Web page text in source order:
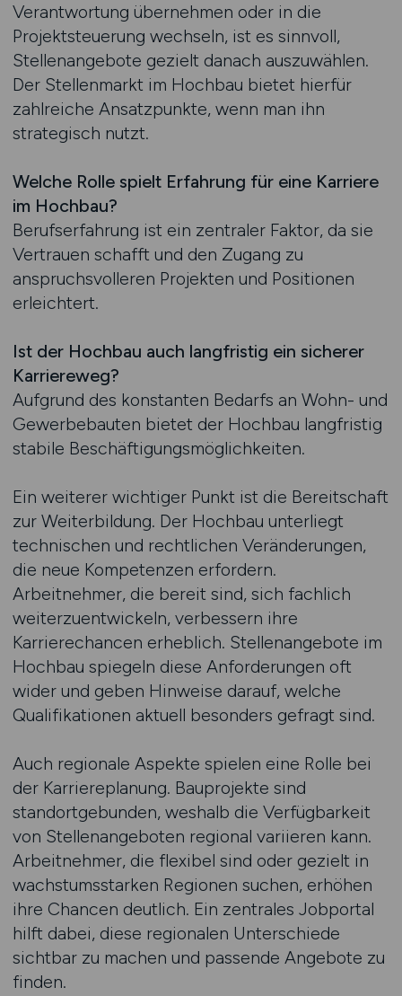
Verantwortung übernehmen oder in die
Projektsteuerung wechseln, ist es sinnvoll,
Stellenangebote gezielt danach auszuwählen.
Der Stellenmarkt im Hochbau bietet hierfür
zahlreiche Ansatzpunkte, wenn man ihn
strategisch nutzt.
Welche Rolle spielt Erfahrung für eine Karriere
im Hochbau?
Berufserfahrung ist ein zentraler Faktor, da sie
Vertrauen schafft und den Zugang zu
anspruchsvolleren Projekten und Positionen
erleichtert.
Ist der Hochbau auch langfristig ein sicherer
Karriereweg?
Aufgrund des konstanten Bedarfs an Wohn- und
Gewerbebauten bietet der Hochbau langfristig
stabile Beschäftigungsmöglichkeiten.
Ein weiterer wichtiger Punkt ist die Bereitschaft
zur Weiterbildung. Der Hochbau unterliegt
technischen und rechtlichen Veränderungen,
die neue Kompetenzen erfordern.
Arbeitnehmer, die bereit sind, sich fachlich
weiterzuentwickeln, verbessern ihre
Karrierechancen erheblich. Stellenangebote im
Hochbau spiegeln diese Anforderungen oft
wider und geben Hinweise darauf, welche
Qualifikationen aktuell besonders gefragt sind.
Auch regionale Aspekte spielen eine Rolle bei
der Karriereplanung. Bauprojekte sind
standortgebunden, weshalb die Verfügbarkeit
von Stellenangeboten regional variieren kann.
Arbeitnehmer, die flexibel sind oder gezielt in
wachstumsstarken Regionen suchen, erhöhen
ihre Chancen deutlich. Ein zentrales Jobportal
hilft dabei, diese regionalen Unterschiede
sichtbar zu machen und passende Angebote zu
finden.